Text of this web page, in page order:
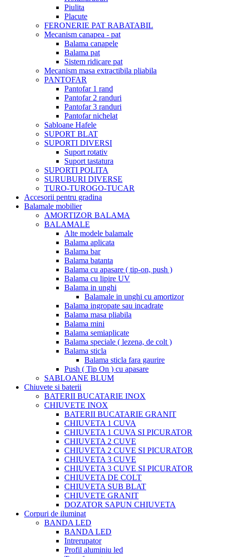
Piulita
Placute
FERONERIE PAT RABATABIL
Mecanism canapea - pat
Balama canapele
Balama pat
Sistem ridicare pat
Mecanism masa extractibila pliabila
PANTOFAR
Pantofar 1 rand
Pantofar 2 randuri
Pantofar 3 randuri
Pantofar nichelat
Sabloane Hafele
SUPORT BLAT
SUPORTI DIVERSI
Suport rotativ
Suport tastatura
SUPORTI POLITA
SURUBURI DIVERSE
TURO-TUROGO-TUCAR
Accesorii pentru gradina
Balamale mobilier
AMORTIZOR BALAMA
BALAMALE
Alte modele balamale
Balama aplicata
Balama bar
Balama batanta
Balama cu apasare ( tip-on, push )
Balama cu lipire UV
Balama in unghi
Balamale in unghi cu amortizor
Balama ingropate sau incadrate
Balama masa pliabila
Balama mini
Balama semiaplicate
Balama speciale ( lezena, de colt )
Balama sticla
Balama sticla fara gaurire
Push ( Tip On ) cu apasare
SABLOANE BLUM
Chiuvete si baterii
BATERII BUCATARIE INOX
CHIUVETE INOX
BATERII BUCATARIE GRANIT
CHIUVETA 1 CUVA
CHIUVETA 1 CUVA SI PICURATOR
CHIUVETA 2 CUVE
CHIUVETA 2 CUVE SI PICURATOR
CHIUVETA 3 CUVE
CHIUVETA 3 CUVE SI PICURATOR
CHIUVETA DE COLT
CHIUVETA SUB BLAT
CHIUVETE GRANIT
DOZATOR SAPUN CHIUVETA
Corpuri de iluminat
BANDA LED
BANDA LED
Intrerupator
Profil aluminiu led